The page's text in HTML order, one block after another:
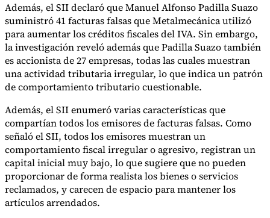
Además, el SII declaró que Manuel Alfonso Padilla Suazo
suministró 41 facturas falsas que Metalmecánica utilizó
para aumentar los créditos fiscales del IVA. Sin embargo,
la investigación reveló además que Padilla Suazo también
es accionista de 27 empresas, todas las cuales muestran
una actividad tributaria irregular, lo que indica un patrón
de comportamiento tributario cuestionable.
Además, el SII enumeró varias características que
compartían todos los emisores de facturas falsas. Como
señaló el SII, todos los emisores muestran un
comportamiento fiscal irregular o agresivo, registran un
capital inicial muy bajo, lo que sugiere que no pueden
proporcionar de forma realista los bienes o servicios
reclamados, y carecen de espacio para mantener los
artículos arrendados.